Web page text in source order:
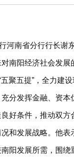
河南省分行行长谢
南阳经济社会发
聚五提”，全力
分发挥金融、资
好条件，推动双方
和发展战略。他
阳发展所需，围